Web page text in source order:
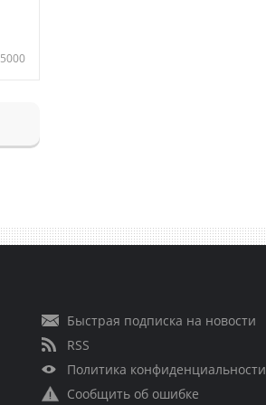
5000
Быстрая подписка на новости
RSS
Политика конфиденциальности
Сообщить об ошибке